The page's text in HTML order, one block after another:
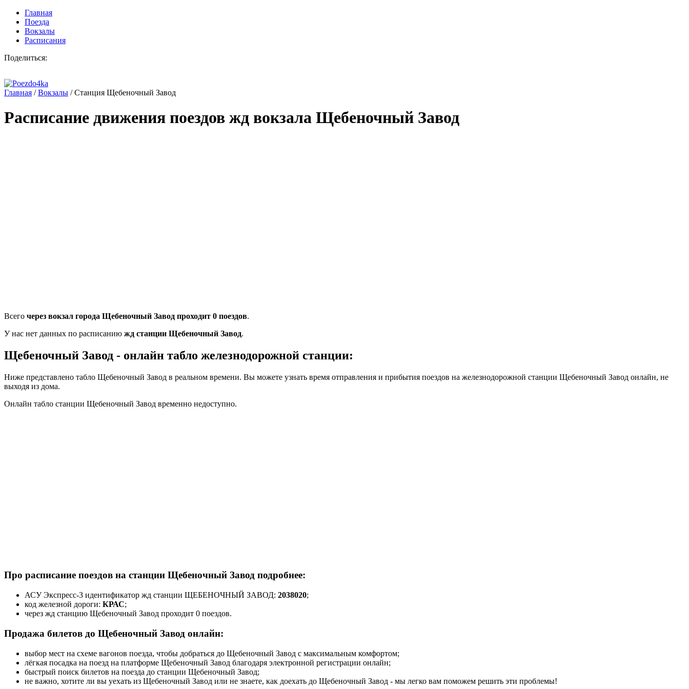
Главная
Поезда
Вокзалы
Расписания
Поделиться:
Главная /Вокзалы /Станция Щебеночный Завод
Расписание движения поездов жд вокзала Щебеночный Завод
Всего через вокзал города Щебеночный Завод проходит 0 поездов.
У нас нет данных по расписанию жд станции Щебеночный Завод.
Щебеночный Завод - онлайн табло железнодорожной станции:
Ниже представлено табло Щебеночный Завод в реальном времени. Вы можете узнать время отправления и прибытия поездов на железнодорожной станции Щебеночный Завод онлайн, не
выходя из дома.
Онлайн табло станции Щебеночный Завод временно недоступно.
Про расписание поездов на станции Щебеночный Завод подробнее:
АСУ Экспресс-3 идентификатор жд станции ЩЕБЕНОЧНЫЙ ЗАВОД: 2038020;
код железной дороги: КРАС;
через жд станцию Щебеночный Завод проходит 0 поездов.
Продажа билетов до Щебеночный Завод онлайн:
выбор мест на схеме вагонов поезда, чтобы добраться до Щебеночный Завод с максимальным комфортом;
лёгкая посадка на поезд на платформе Щебеночный Завод благодаря электронной регистрации онлайн;
быстрый поиск билетов на поезда до станции Щебеночный Завод;
не важно, хотите ли вы уехать из Щебеночный Завод или не знаете, как доехать до Щебеночный Завод - мы легко вам поможем решить эти проблемы!